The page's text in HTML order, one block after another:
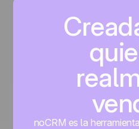
noCRM es la